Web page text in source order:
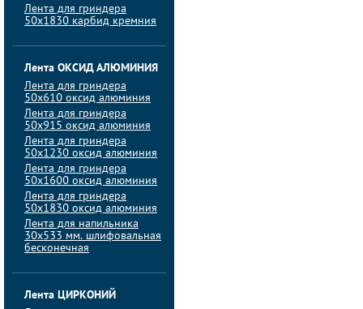
Лента для гриндера
50х1830 карбид кремния
Лента ОКСИД АЛЮМИНИЯ
Лента для гриндера
50х610 оксид алюминия
Лента для гриндера
50х915 оксид алюминия
Лента для гриндера
50х1230 оксид алюминия
Лента для гриндера
50х1600 оксид алюминия
Лента для гриндера
50х1830 оксид алюминия
Лента для напильника
30х533 мм. шлифовальная
бесконечная
Лента ЦИРКОНИЙ